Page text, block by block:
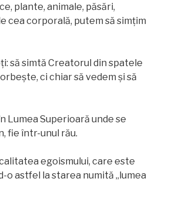
plante, animale, păsări,
cea corporală, putem să simțim
să simtă Creatorul din spatele
ci chiar să vedem și să
Lumea Superioară unde se
fie într-unul rău.
egoismului, care este
o astfel la starea numită „lumea